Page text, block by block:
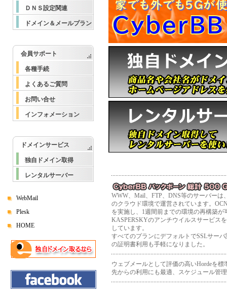
ＤＮＳ設定関連
ドメイン＆メールプラン
会員サポート
各種手続
よくあるご質問
お問い合せ
インフォメーション
ドメインサービス
独自ドメイン取得
レンタルサーバー
WebMail
Plesk
HOME
WWW、Mail、FTP、DNS等のサーバー
のクラウド環境で運営されています。
を実施し、1週間前までの環境の再構築が
KASPERSKYのアンチウイルスサービス
しています。
すべてのプランにデフォルトでSSLサー
の証明書利用も手軽になりました。
ウェブメールとして評価の高いHordeを
先からの利用にも最適、スケジュール管